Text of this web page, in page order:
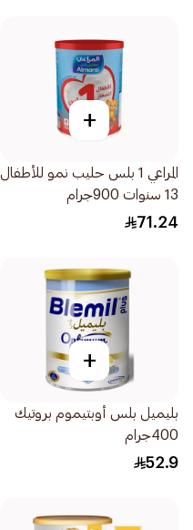
+
المراعي 1 بلس حليب نمو للأطفال
13 سنوات 900جرام
71.24
+
بليميل بلس أوبتيموم بروتيك
400جرام
52.9